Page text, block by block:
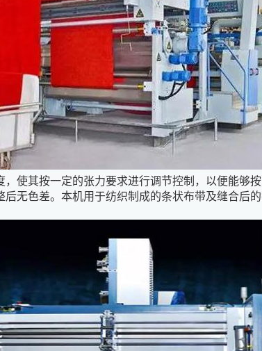
使其按一定的张力要求进行调节控制，以便能够
无色差。本机用于纺织制成的条状布带及缝合后